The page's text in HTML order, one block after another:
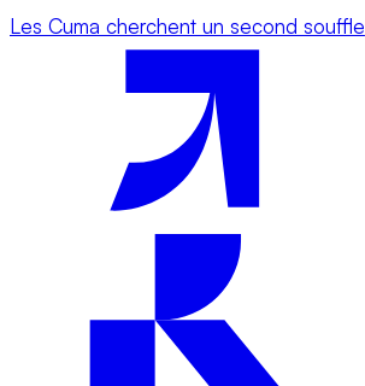
Les Cuma cherchent un second souffle